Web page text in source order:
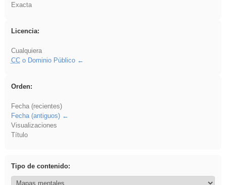
Exacta
Licencia:
Cualquiera
CCo Dominio Público
Orden:
Fecha (recientes)
Fecha (antiguos)
Visualizaciones
Título
Tipo de contenido: